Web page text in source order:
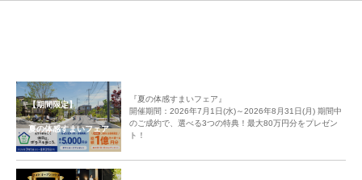
【期間限定】
夏の体感すまいフェア
『夏の体感すまいフェア』
開催期間：2026年7月1日(水)～2026年8月31日(月) 期間中
のご成約で、選べる3つの特典！最大80万円分をプレゼン
ト！